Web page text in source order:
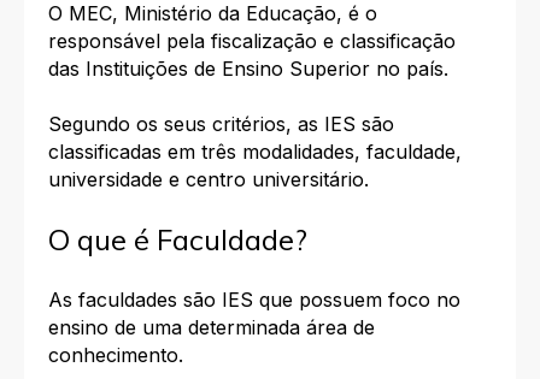
O MEC, Ministério da Educação, é o
responsável pela fiscalização e classificação
das Instituições de Ensino Superior no país.
Segundo os seus critérios, as IES são
classificadas em três modalidades, faculdade,
universidade e centro universitário.
O que é Faculdade?
As faculdades são IES que possuem foco no
ensino de uma determinada área de
conhecimento.